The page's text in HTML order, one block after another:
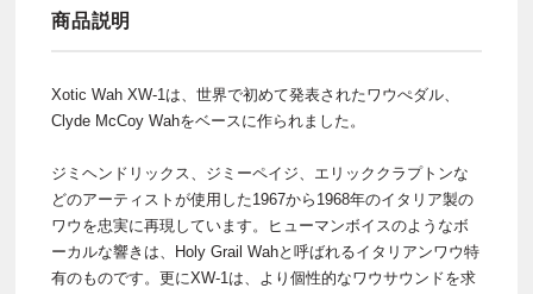
商品説明
Xotic Wah XW-1は、世界で初めて発表されたワウぺダル、
Clyde McCoy Wahをベースに作られました。
ジミヘンドリックス、ジミーペイジ、エリッククラプトンな
どのアーティストが使用した1967から1968年のイタリア製の
ワウを忠実に再現しています。ヒューマンボイスのようなボ
ーカルな響きは、Holy Grail Wahと呼ばれるイタリアンワウ特
有のものです。更にXW-1は、より個性的なワウサウンドを求